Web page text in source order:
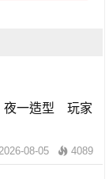
夜一造型 玩家
2026-08-05 4089